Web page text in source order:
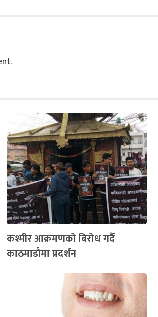
कश्मीर आक्रमणको बिरोध गर्दै
काठमाडौमा प्रदर्शन